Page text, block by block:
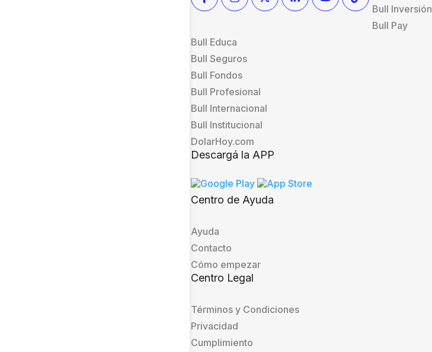
Bull Inversión
Bull Pay
Bull Educa
Bull Seguros
Bull Fondos
Bull Profesional
Bull Internacional
Bull Institucional
DolarHoy.com
Descargá la APP
Centro de Ayuda
Ayuda
Contacto
Cómo empezar
Centro Legal
Términos y Condiciones
Privacidad
Cumplimiento